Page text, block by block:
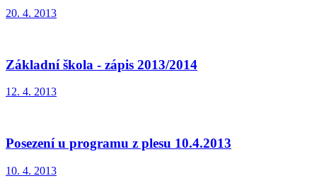
20. 4. 2013
Základní škola - zápis 2013/2014
12. 4. 2013
Posezení u programu z plesu 10.4.2013
10. 4. 2013